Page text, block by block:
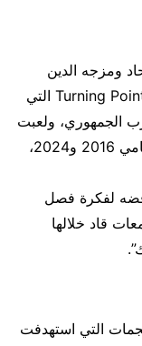
ومزجه الدين
بالسياسة. أسس عام 2012 منظمة Turning Point USA التي
الجمهوري، ولعبت
دورًا محوريًا في حملات ترامب الانتخابية عامي 2016 و2024،
لفكرة فصل
قاد خلالها
التي استهدفت